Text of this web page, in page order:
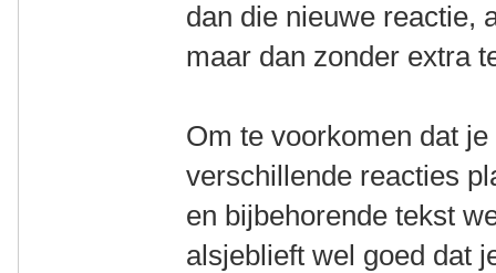
dan die nieuwe reactie,
maar dan zonder extra
Om te voorkomen dat
verschillende reacties
en bijbehorende tekst
alsjeblieft wel goed dat